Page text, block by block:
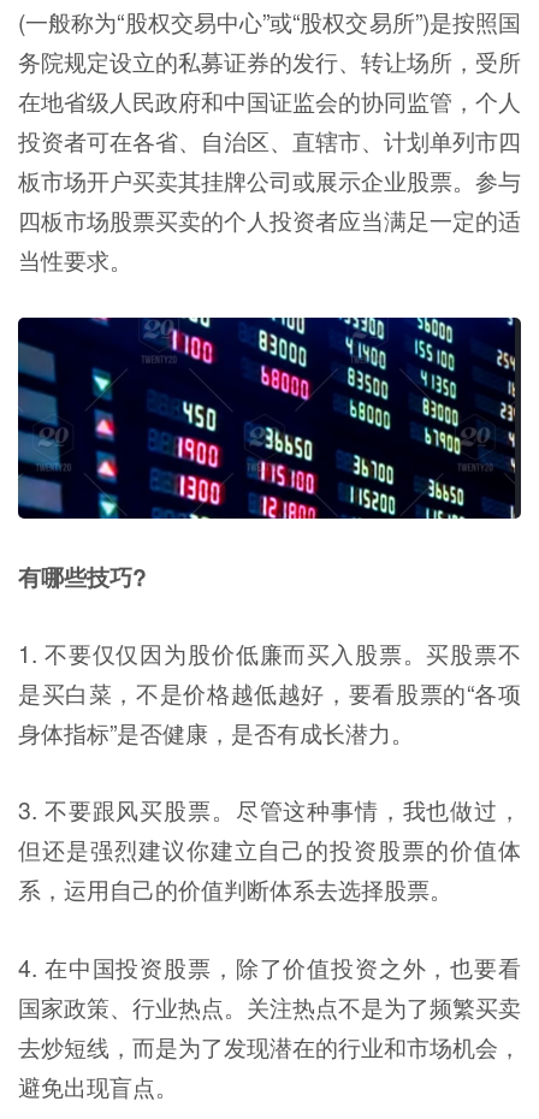
(一般称为“股权交易中心”或“股权交易所”)是按照国
务院规定设立的私募证券的发行、转让场所，受所
在地省级人民政府和中国证监会的协同监管，个人
投资者可在各省、自治区、直辖市、计划单列市四
板市场开户买卖其挂牌公司或展示企业股票。参与
四板市场股票买卖的个人投资者应当满足一定的适
当性要求。
有哪些技巧?
1. 不要仅仅因为股价低廉而买入股票。买股票不
是买白菜，不是价格越低越好，要看股票的“各项
身体指标”是否健康，是否有成长潜力。
3. 不要跟风买股票。尽管这种事情，我也做过，
但还是强烈建议你建立自己的投资股票的价值体
系，运用自己的价值判断体系去选择股票。
4. 在中国投资股票，除了价值投资之外，也要看
国家政策、行业热点。关注热点不是为了频繁买卖
去炒短线，而是为了发现潜在的行业和市场机会，
避免出现盲点。